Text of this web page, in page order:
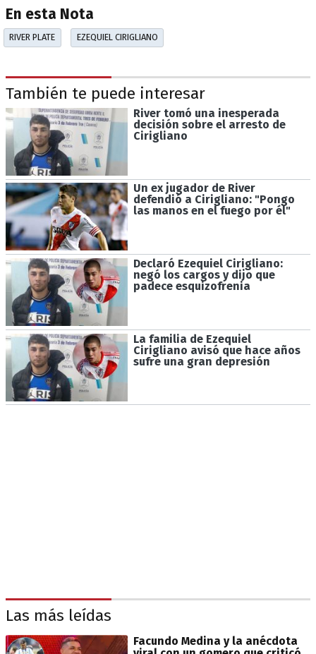
En esta Nota
RIVER PLATE EZEQUIEL CIRIGLIANO
También te puede interesar
River tomó una inesperada
decisión sobre el arresto de
Cirigliano
Un ex jugador de River
defendió a Cirigliano: "Pongo
las manos en el fuego por él"
Declaró Ezequiel Cirigliano:
negó los cargos y dijo que
padece esquizofrenia
La familia de Ezequiel
Cirigliano avisó que hace años
sufre una gran depresión
Las más leídas
Facundo Medina y la anécdota